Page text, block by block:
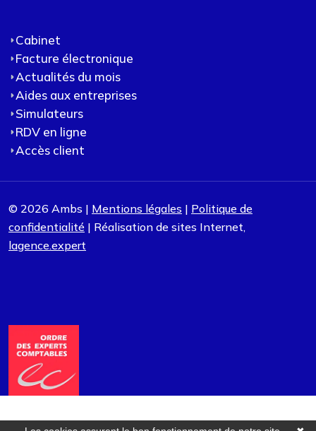
Cabinet
Facture électronique
Actualités du mois
Aides aux entreprises
Simulateurs
RDV en ligne
Accès client
© 2026 Ambs | Mentions légales | Politique de
confidentialité | Réalisation de sites Internet,
lagence.expert